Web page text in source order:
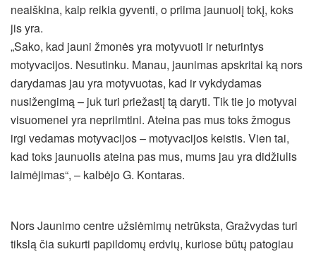
neaiškina, kaip reikia gyventi, o priima jaunuolį tokį, koks
jis yra.
„Sako, kad jauni žmonės yra motyvuoti ir neturintys
motyvacijos. Nesutinku. Manau, jaunimas apskritai ką nors
darydamas jau yra motyvuotas, kad ir vykdydamas
nusižengimą – juk turi priežastį tą daryti. Tik tie jo motyvai
visuomenei yra nepriimtini. Ateina pas mus toks žmogus
irgi vedamas motyvacijos – motyvacijos keistis. Vien tai,
kad toks jaunuolis ateina pas mus, mums jau yra didžiulis
laimėjimas“, – kalbėjo G. Kontaras.
Nors Jaunimo centre užsiėmimų netrūksta, Gražvydas turi
tikslą čia sukurti papildomų erdvių, kuriose būtų patogiau